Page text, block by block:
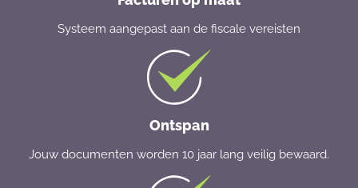
Systeem aangepast aan de fiscale vereisten
Ontspan
Jouw documenten worden 10 jaar lang veilig bewaard.